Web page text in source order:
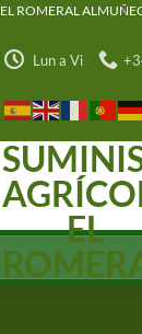
EL ROMERAL
Lun a Vi
EL